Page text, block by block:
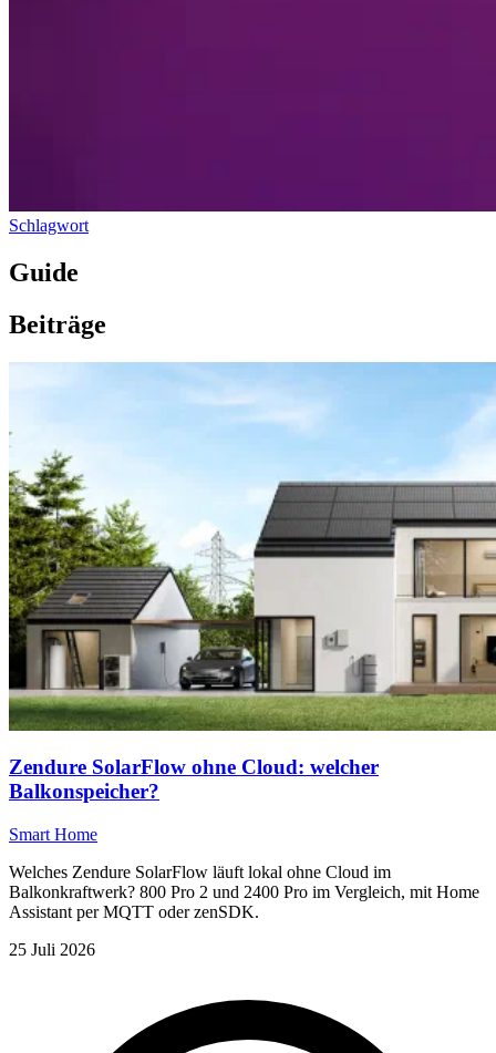
Schlagwort
Guide
Beiträge
Zendure SolarFlow ohne Cloud: welcher
Balkonspeicher?
Smart Home
Welches Zendure SolarFlow läuft lokal ohne Cloud im
Balkonkraftwerk? 800 Pro 2 und 2400 Pro im Vergleich, mit Home
Assistant per MQTT oder zenSDK.
25 Juli 2026